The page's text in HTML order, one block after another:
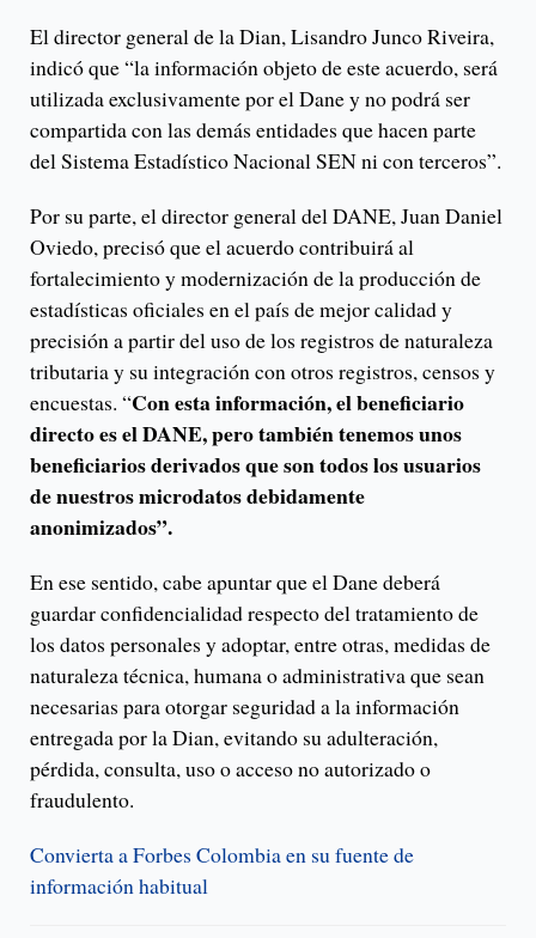
El director general de la Dian, Lisandro Junco Riveira,
indicó que “la información objeto de este acuerdo, será
utilizada exclusivamente por el Dane y no podrá ser
compartida con las demás entidades que hacen parte
del Sistema Estadístico Nacional SEN ni con terceros”.
Por su parte, el director general del DANE, Juan Daniel
Oviedo, precisó que el acuerdo contribuirá al
fortalecimiento y modernización de la producción de
estadísticas oficiales en el país de mejor calidad y
precisión a partir del uso de los registros de naturaleza
tributaria y su integración con otros registros, censos y
encuestas. “Con esta información, el beneficiario
directo es el DANE, pero también tenemos unos
beneficiarios derivados que son todos los usuarios
de nuestros microdatos debidamente
anonimizados”.
En ese sentido, cabe apuntar que el Dane deberá
guardar confidencialidad respecto del tratamiento de
los datos personales y adoptar, entre otras, medidas de
naturaleza técnica, humana o administrativa que sean
necesarias para otorgar seguridad a la información
entregada por la Dian, evitando su adulteración,
pérdida, consulta, uso o acceso no autorizado o
fraudulento.
Convierta a Forbes Colombia en su fuente de
información habitual